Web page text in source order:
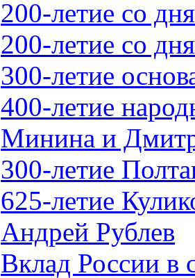
200-летие со
200-летие со
300-летие
400-летие
Минина и
300-летие
625-летие
Андрей Рублев
Вклад России в